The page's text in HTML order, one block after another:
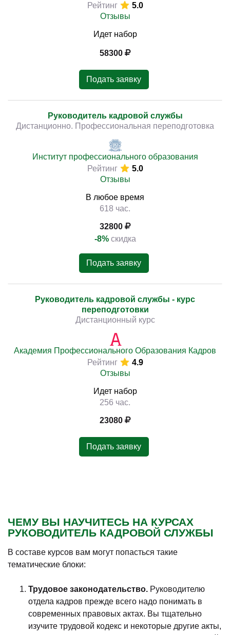
Рейтинг
5.0
Отзывы
Идет набор
58300
Подать заявку
Руководитель кадровой службы
Дистанционно. Профессиональная переподготовка
Институт профессионального образования
Рейтинг
5.0
Отзывы
В любое время
618 час.
32800
-8% скидка
Подать заявку
Руководитель кадровой службы - курс
переподготовки
Дистанционный курс
Академия Профессионального Образования Кадров
Рейтинг
4.9
Отзывы
Идет набор
256 час.
23080
Подать заявку
ЧЕМУ ВЫ НАУЧИТЕСЬ НА КУРСАХ
РУКОВОДИТЕЛЬ КАДРОВОЙ СЛУЖБЫ
В составе курсов вам могут попасться такие
тематические блоки:
Трудовое законодательство. Руководителю
отдела кадров прежде всего надо понимать в
современных правовых актах. Вы тщательно
изучите трудовой кодекс и некоторые другие акты,